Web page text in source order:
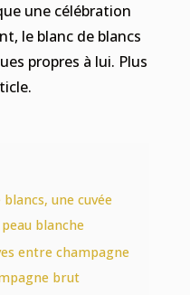
une célébration
le blanc de blancs
propres à lui. Plus
une cuvée
blanche
entre champagne
brut